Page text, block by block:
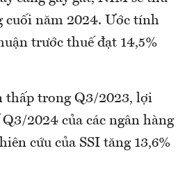
cuối năm 2024. Ước tính
trước thuế đạt 14,5%
thấp trong Q3/2023, lợi
2024 của các ngân hàng
cứu của SSI tăng 13,6%